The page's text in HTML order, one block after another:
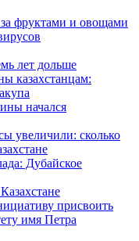
фруктами и овощами
лет дольше
казахстанцам:
начался
увеличили: сколько
Дубайское
присвоить
имя Петра